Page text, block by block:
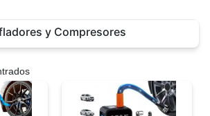
y Compresores